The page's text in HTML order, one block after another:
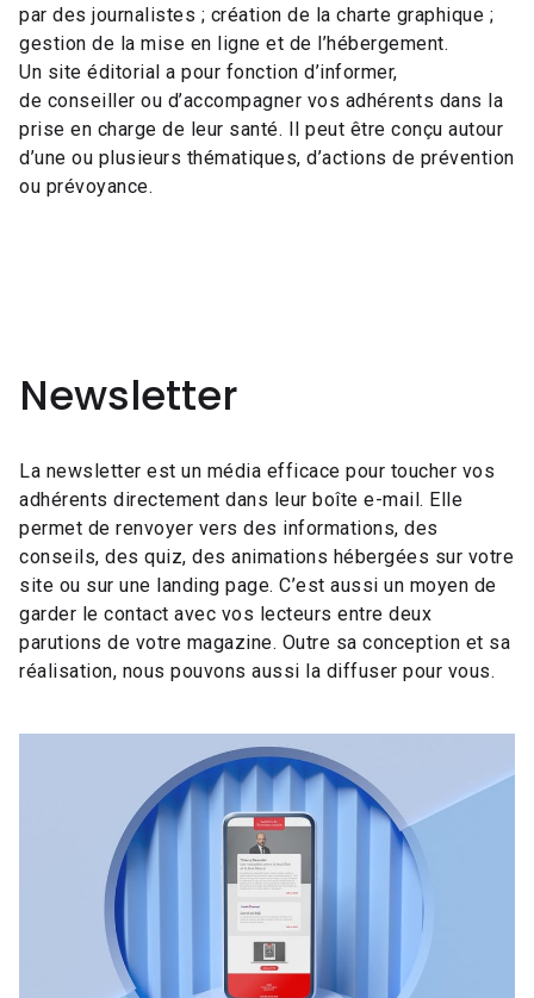
par des journalistes ; création de la charte graphique ;
gestion de la mise en ligne et de l’hébergement.
Un site éditorial a pour fonction d’informer,
de conseiller ou d’accompagner vos adhérents dans la
prise en charge de leur santé. Il peut être conçu autour
d’une ou plusieurs thématiques, d’actions de prévention
ou prévoyance.
Newsletter
La newsletter est un média efficace pour toucher vos
adhérents directement dans leur boîte e-mail. Elle
permet de renvoyer vers des informations, des
conseils, des quiz, des animations hébergées sur votre
site ou sur une landing page. C’est aussi un moyen de
garder le contact avec vos lecteurs entre deux
parutions de votre magazine. Outre sa conception et sa
réalisation, nous pouvons aussi la diffuser pour vous.